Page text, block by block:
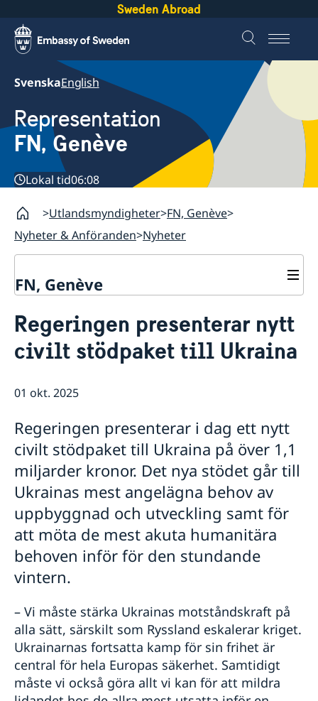
Sweden Abroad
SvenskaEnglish
Representation
FN, Genève
Lokal tid06:08
Utlandsmyndigheter FN, Genève
Nyheter & Anföranden Nyheter
FN, Genève
Om oss
Personal
Dataskyddspolicy
Svenskar i FN & internationella jobb
Nyheter & Anföranden
Anföranden
Regeringen presenterar nytt
civilt stödpaket till Ukraina
01 okt. 2025
Regeringen presenterar i dag ett nytt
civilt stödpaket till Ukraina på över 1,1
miljarder kronor. Det nya stödet går till
Ukrainas mest angelägna behov av
uppbyggnad och utveckling samt för
att möta de mest akuta humanitära
behoven inför för den stundande
vintern.
– Vi måste stärka Ukrainas motståndskraft på
alla sätt, särskilt som Ryssland eskalerar kriget.
Ukrainarnas fortsatta kamp för sin frihet är
central för hela Europas säkerhet. Samtidigt
måste vi också göra allt vi kan för att mildra